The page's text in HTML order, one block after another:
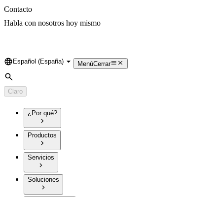
Contacto
Habla con nosotros hoy mismo
Language
Español (España) MenúCerrar
Búsqueda
Claro
¿Por qué?
Productos
Servicios
Soluciones